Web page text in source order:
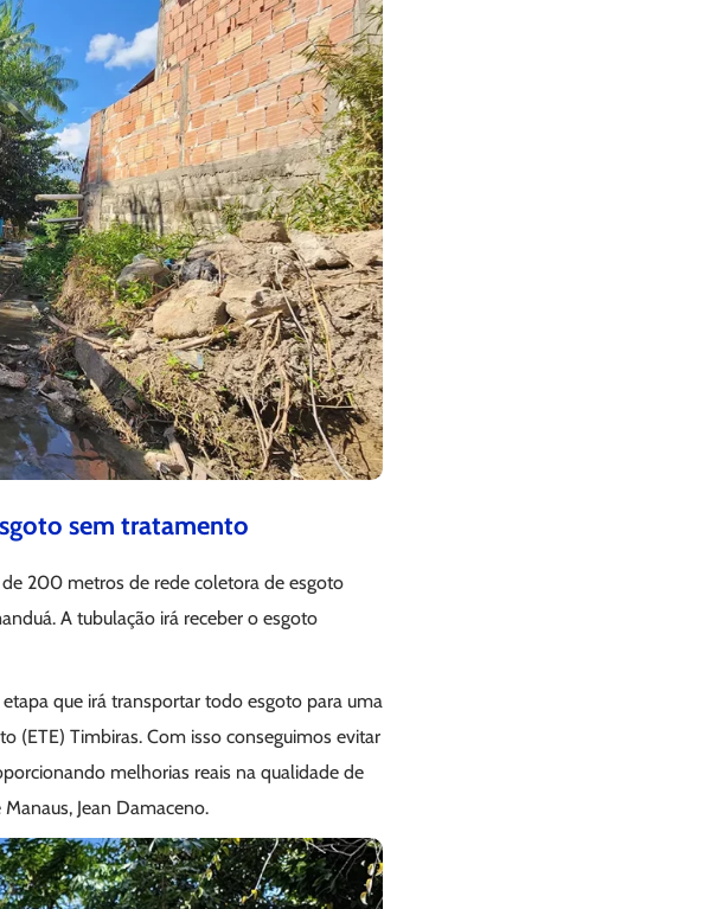
sem tratamento
200 metros de rede coletora de esgoto
A tubulação irá receber o esgoto
que irá transportar todo esgoto para uma
(ETE) Timbiras. Com isso conseguimos evitar
melhorias reais na qualidade de
Jean Damaceno.